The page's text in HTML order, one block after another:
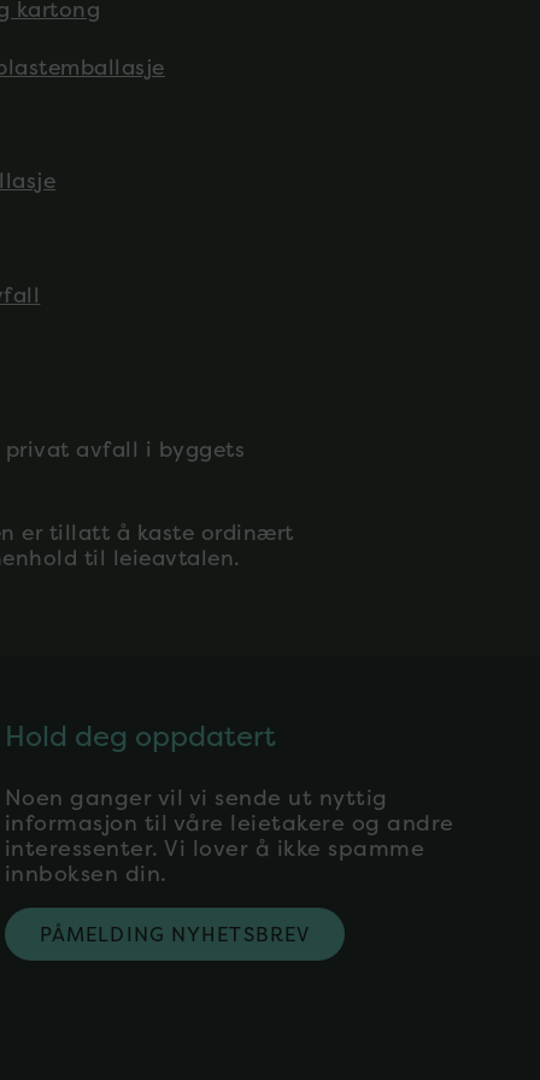
kartong
privat avfall i byggets
er tillatt å kaste ordinært
til leieavtalen.
Hold deg oppdatert
Noen ganger vil vi sende ut nyttig
informasjon til våre leietakere og andre
interessenter. Vi lover å ikke spamme
innboksen din.
PÅMELDING NYHETSBREV